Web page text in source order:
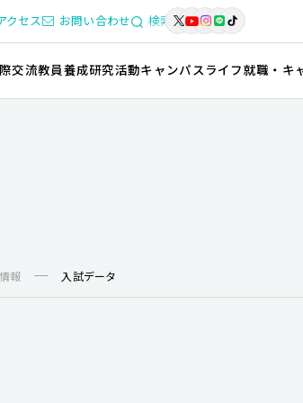
クセス お問い合わせ 検索
交流教員養成研究活動キャンパスライフ就職・キ
報 入試データ